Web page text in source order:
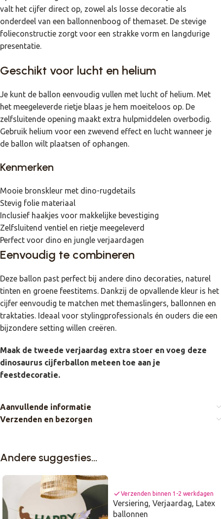
valt het cijfer direct op, zowel als losse decoratie als
onderdeel van een ballonnenboog of themaset. De stevige
folieconstructie zorgt voor een strakke vorm en langdurige
presentatie.
Geschikt voor lucht en helium
Je kunt de ballon eenvoudig vullen met lucht of helium. Met
het meegeleverde rietje blaas je hem moeiteloos op. De
zelfsluitende opening maakt extra hulpmiddelen overbodig.
Gebruik helium voor een zwevend effect en lucht wanneer je
de ballon wilt plaatsen of ophangen.
Kenmerken
Mooie bronskleur met dino-rugdetails
Stevig folie materiaal
Inclusief haakjes voor makkelijke bevestiging
Zelfsluitend ventiel en rietje meegeleverd
Perfect voor dino en jungle verjaardagen
Eenvoudig te combineren
Deze ballon past perfect bij andere dino decoraties, naturel
tinten en groene feestitems. Dankzij de opvallende kleur is het
cijfer eenvoudig te matchen met themaslingers, ballonnen en
traktaties. Ideaal voor stylingprofessionals én ouders die een
bijzondere setting willen creëren.
Maak de tweede verjaardag extra stoer en voeg deze
dinosaurus cijferballon meteen toe aan je
feestdecoratie.
Aanvullende informatie
Verzenden en bezorgen
Andere suggesties…
checkVerzenden binnen 1-2 werkdagen
Versiering, Verjaardag, Latex
ballonnen